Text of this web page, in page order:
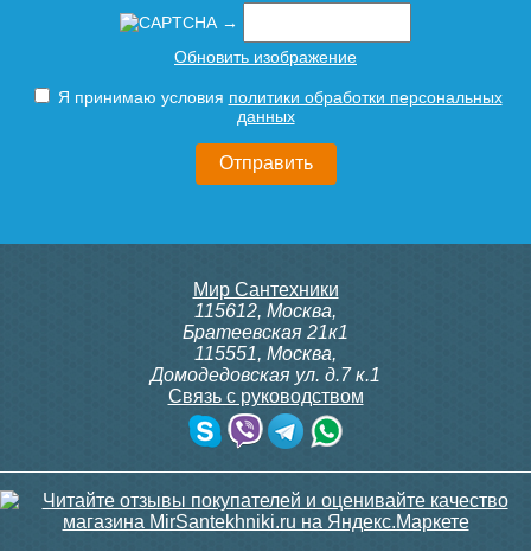
29 790
Подробнее Подробнее
Раковина мебельная Style
Line ESTETUS Даллас
Подробнее
подвесная Style Line
Атлантика 70 Люкс Plus
антискрейч, белая
21 810
Тумба для комплекта
напольная Style Line
антискрейч, белая
Тумба для комплекта
Атлантика 70 Люкс Plus,
ясень перламутр
Тумба для комплекта
напольная Style Line
Атлантика 70 Люкс Plus,
старое дерево
→
Обновить изображение
Я принимаю условия политики обработки персональных
данных
Мир Сантехники
115612, Москва,
Братеевская 21к1
115551, Москва,
Домодедовская ул. д.7 к.1
Связь с руководством